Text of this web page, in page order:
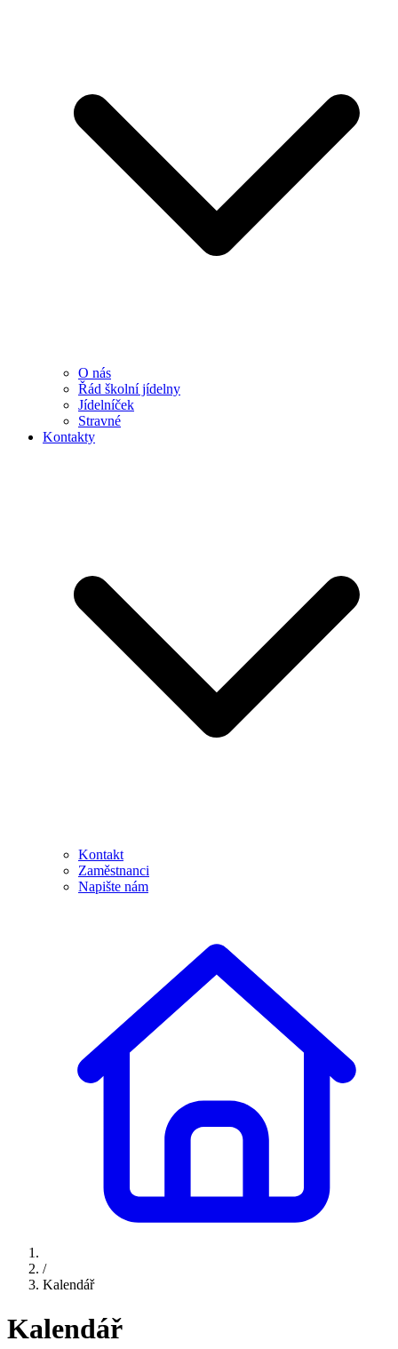
O nás
Řád školní jídelny
Jídelníček
Stravné
Kontakty
Kontakt
Zaměstnanci
Napište nám
/
Kalendář
Kalendář